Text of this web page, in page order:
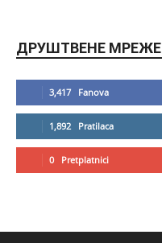
ДРУШТВЕНЕ МРЕЖЕ
3,417 Fanova
1,892 Pratilaca
0 Pretplatnici